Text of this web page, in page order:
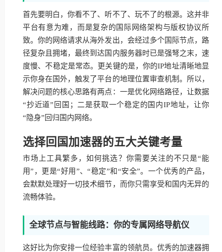
首先要明白，你看不了、听不了、玩不了的根源。这并非
平台有意为难，而是复杂的国际网络架构与版权协议所
致。你的网络请求从海外发出，会经过多个国际节点，路
径复杂且拥堵，最终到达国内服务器时已是强弩之末，速
度慢、不稳定是常态。更关键的是，你的IP地址清晰地显
示你身在国外，触发了平台的地理位置审查机制。所以，
解决问题的核心思路有两点：一是优化网络路径，让数据
“抄近道”回国；二是获取一个稳定的国内IP地址，让你
“隐身”回归国内网络。
选择回国加速器的五大关键考量
市场上工具繁多，如何挑选？你需要关注的不只是“能
用”，更是“好用”、“稳定”和“安全”。一个优秀的产品，
会默默处理好一切技术细节，而你只需享受和国内无异的
流畅体验。
全球节点与智能线路：你的专属网络导航仪
这好比为你安排一位经验丰富的领航员。优秀的加速器拥